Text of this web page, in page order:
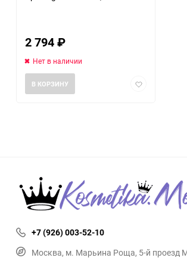
2 794₽
Нет в наличии
Добавить
В КОРЗИНУ
+7 (926) 003-52-10
Москва, м. Марьина Роща, 5-й проезд